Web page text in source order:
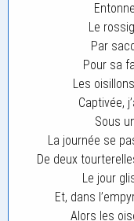
Le
Par
Pour sa
Les
Captivée,
Sous
La journée se
De deux
Le jour
Et, dans
Alors les